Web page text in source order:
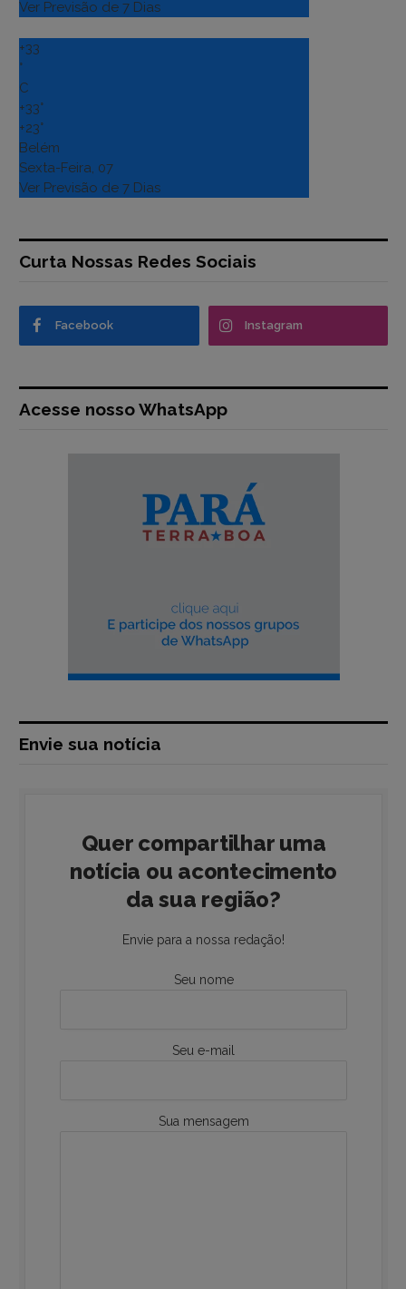
Ver Previsão de 7 Dias
+33
°
C
+33°
+23°
Belém
Sexta-Feira, 07
Ver Previsão de 7 Dias
Curta Nossas Redes Sociais
Facebook Instagram
Acesse nosso WhatsApp
Envie sua notícia
Quer compartilhar uma
notícia ou acontecimento
da sua região?
Envie para a nossa redação!
Seu nome
Seu e-mail
Sua mensagem